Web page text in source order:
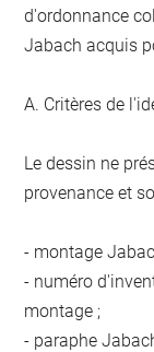
d'ordonnance
Jabach acquis
A. Critères de
Le dessin ne
provenance et
- montage
- numéro
montage ;
- paraphe